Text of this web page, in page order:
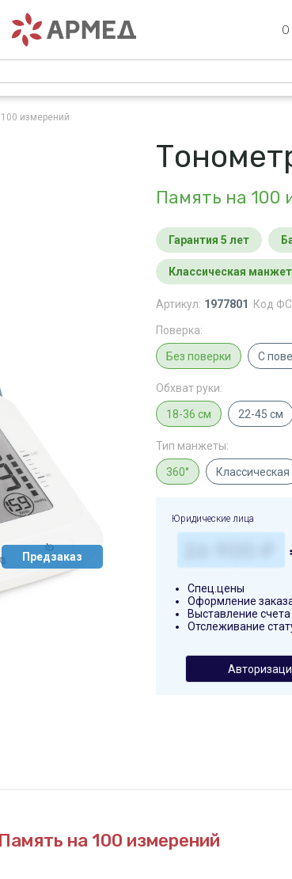
О
измерений
Предзаказ
Память на 100
Гарантия 5 лет
Классическая
Артикул: 1977801 Код
Поверка:
Без поверки С
Обхват руки:
18-36 см 22-45 см
Тип манжеты:
360° Классическая
Юридические лица
Спец.цены
Оформление
Выставление счета
Отслеживание
Память на 100 измерений